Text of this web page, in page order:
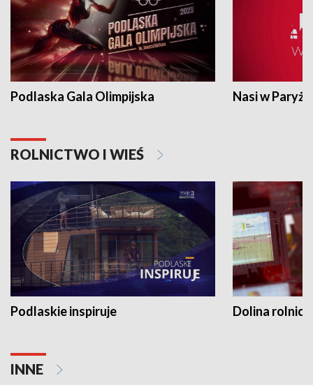
Podlaska Gala Olimpijska Nasi w Paryżu
ROLNICTWO I WIEŚ
Podlaskie inspiruje Dolina
INNE